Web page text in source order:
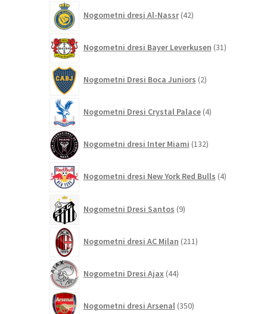
Nogometni dresi Al-Nassr 42izdelkov
Nogometni dresi Bayer Leverkusen 31izdelkov
Nogometni Dresi Boca Juniors 2izdelka
Nogometni Dresi Crystal Palace 4izdelki
Nogometni dresi Inter Miami 132izdelkov
Nogometni dresi New York Red Bulls 4izdelki
Nogometni Dresi Santos 9izdelkov
Nogometni dresi AC Milan 211izdelkov
Nogometni Dresi Ajax 44izdelkov
Nogometni dresi Arsenal 350izdelkov